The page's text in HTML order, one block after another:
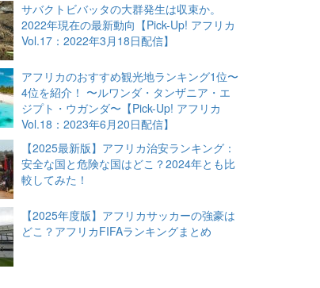
サバクトビバッタの大群発生は収束か。
2022年現在の最新動向【Pick-Up! アフリカ
Vol.17：2022年3月18日配信】
アフリカのおすすめ観光地ランキング1位〜
4位を紹介！ 〜ルワンダ・タンザニア・エ
ジプト・ウガンダ〜【Pick-Up! アフリカ
Vol.18：2023年6月20日配信】
【2025最新版】アフリカ治安ランキング：
安全な国と危険な国はどこ？2024年とも比
較してみた！
【2025年度版】アフリカサッカーの強豪は
どこ？アフリカFIFAランキングまとめ